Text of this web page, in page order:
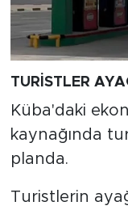
TURİSTLER
Küba'daki
kaynağında
planda.
Turistlerin